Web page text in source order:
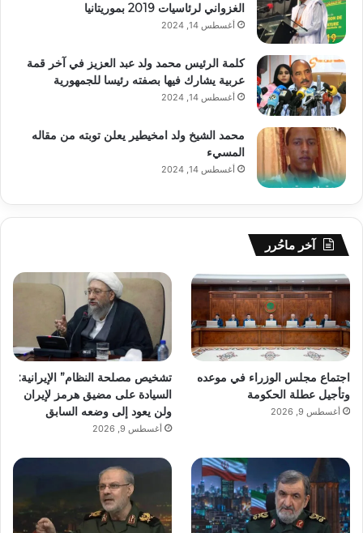
الغزواني لرئاسيات 2019 بموريتانيا
أغسطس 14, 2024
كلمة الرئيس محمد ولد عبد العزيز في آخر قمة
عربية يشارك فيها بصفته رئيسا للجمهورية
أغسطس 14, 2024
محمد الشيخ ولد امخيطير يعلن توبته من مقاله
المسيء
أغسطس 14, 2024
آخر ماحُرر
اجتماع مجلس الوزراء في موعده
وتأجيل عطلة الحكومة
أغسطس 9, 2026
تشخيص مصلحة النظام” الإيرانية:
السيادة على مضيق هرمز لإيران
ولن يعود إلى وضعه السابق
أغسطس 9, 2026